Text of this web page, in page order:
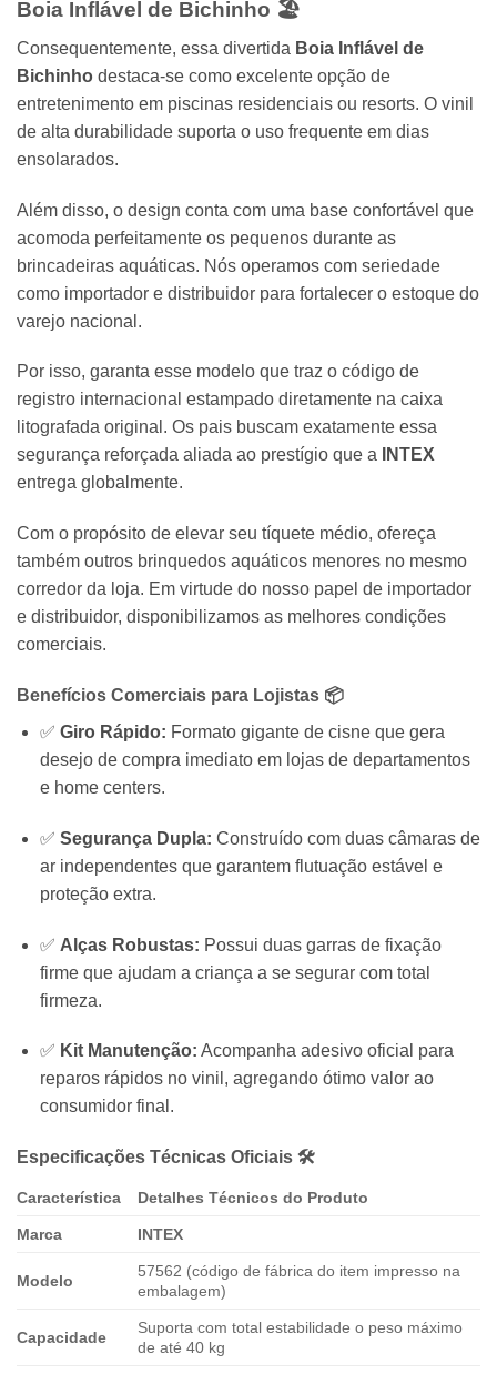
Boia Inflável de Bichinho 🏖️
Consequentemente, essa divertida Boia Inflável de
Bichinho destaca-se como excelente opção de
entretenimento em piscinas residenciais ou resorts. O vinil
de alta durabilidade suporta o uso frequente em dias
ensolarados.
Além disso, o design conta com uma base confortável que
acomoda perfeitamente os pequenos durante as
brincadeiras aquáticas. Nós operamos com seriedade
como importador e distribuidor para fortalecer o estoque do
varejo nacional.
Por isso, garanta esse modelo que traz o código de
registro internacional estampado diretamente na caixa
litografada original. Os pais buscam exatamente essa
segurança reforçada aliada ao prestígio que a
INTEX
entrega globalmente.
Com o propósito de elevar seu tíquete médio, ofereça
também outros brinquedos aquáticos menores no mesmo
corredor da loja. Em virtude do nosso papel de importador
e distribuidor, disponibilizamos as melhores condições
comerciais.
Benefícios Comerciais para Lojistas 📦
✅ Giro Rápido: Formato gigante de cisne que gera
desejo de compra imediato em lojas de departamentos
e home centers.
✅ Segurança Dupla: Construído com duas câmaras de
ar independentes que garantem flutuação estável e
proteção extra.
✅ Alças Robustas: Possui duas garras de fixação
firme que ajudam a criança a se segurar com total
firmeza.
✅ Kit Manutenção: Acompanha adesivo oficial para
reparos rápidos no vinil, agregando ótimo valor ao
consumidor final.
Especificações Técnicas Oficiais 🛠️
Característica Detalhes Técnicos do Produto
Marca INTEX
Modelo
57562 (código de fábrica do item impresso na
embalagem)
Capacidade
Suporta com total estabilidade o peso máximo
de até 40 kg